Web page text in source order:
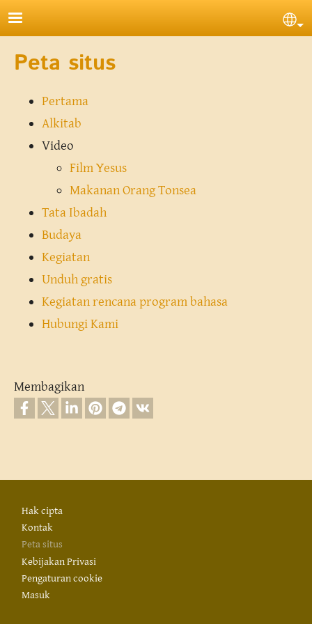
Lompat ke isi utama
Peta situs
Pertama
Alkitab
Video
Film Yesus
Makanan Orang Tonsea
Tata Ibadah
Budaya
Kegiatan
Unduh gratis
Kegiatan rencana program bahasa
Hubungi Kami
Membagikan
Footer
Hak cipta
Kontak
Peta situs
Kebijakan Privasi
Pengaturan cookie
Masuk